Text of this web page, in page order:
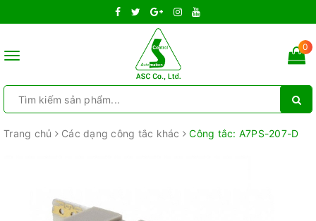
Toggle
0
Trang chủ Các dạng công tắc khác Công tắc: A7PS-207-D